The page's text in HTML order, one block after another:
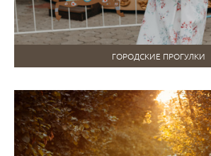
ГОРОДСКИЕ ПРОГУЛКИ